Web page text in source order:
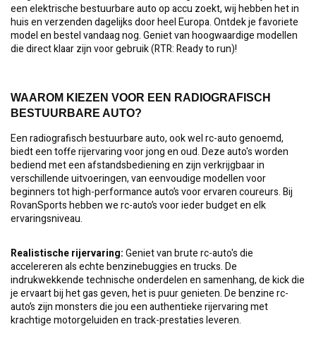
een elektrische bestuurbare auto op accu zoekt, wij hebben het in
huis en verzenden dagelijks door heel Europa. Ontdek je favoriete
model en bestel vandaag nog. Geniet van hoogwaardige modellen
die direct klaar zijn voor gebruik (RTR: Ready to run)!
WAAROM KIEZEN VOOR EEN RADIOGRAFISCH
BESTUURBARE AUTO?
Een radiografisch bestuurbare auto, ook wel rc-auto genoemd,
biedt een toffe rijervaring voor jong en oud. Deze auto's worden
bediend met een afstandsbediening en zijn verkrijgbaar in
verschillende uitvoeringen, van eenvoudige modellen voor
beginners tot high-performance auto’s voor ervaren coureurs. Bij
RovanSports hebben we rc-auto’s voor ieder budget en elk
ervaringsniveau.
Realistische rijervaring:Geniet van brute rc-auto's die
accelereren als echte benzinebuggies en trucks. De
indrukwekkende technische onderdelen en samenhang, de kick die
je ervaart bij het gas geven, het is puur genieten. De benzine rc-
auto’s zijn monsters die jou een authentieke rijervaring met
krachtige motorgeluiden en track-prestaties leveren.